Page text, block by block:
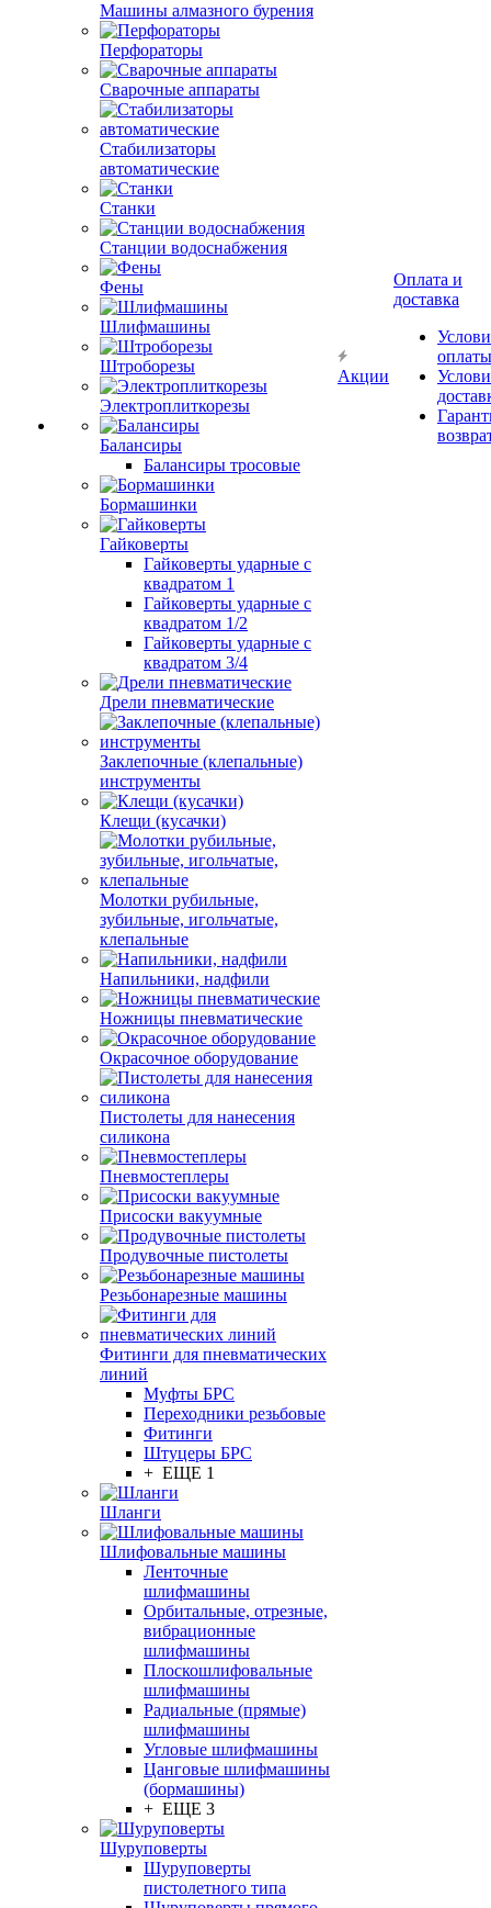
Машины алмазного бурения
Перфораторы
Сварочные аппараты
Стабилизаторы
автоматические
Станки
Станции водоснабжения
Фены
Шлифмашины
Штроборезы
Электроплиткорезы
Балансиры
Балансиры тросовые
Бормашинки
Гайковерты
Гайковерты ударные с
квадратом 1
Гайковерты ударные с
квадратом 1/2
Гайковерты ударные с
квадратом 3/4
Дрели пневматические
Заклепочные (клепальные)
инструменты
Клещи (кусачки)
Молотки рубильные,
зубильные, игольчатые,
клепальные
Напильники, надфили
Ножницы пневматические
Окрасочное оборудование
Пистолеты для нанесения
силикона
Пневмостеплеры
Присоски вакуумные
Продувочные пистолеты
Резьбонарезные машины
Фитинги для пневматических
линий
Муфты БРС
Переходники резьбовые
Фитинги
Штуцеры БРС
+ ЕЩЕ 1
Шланги
Шлифовальные машины
Ленточные
шлифмашины
Орбитальные, отрезные,
вибрационные
шлифмашины
Плоскошлифовальные
шлифмашины
Радиальные (прямые)
шлифмашины
Угловые шлифмашины
Цанговые шлифмашины
(бормашины)
+ ЕЩЕ 3
Шуруповерты
Шуруповерты
пистолетного типа
Акции
Оплата и
доставка
оплаты